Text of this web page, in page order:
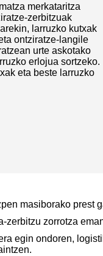
merkataritza
zerbitzuak
larruzko kutxak
ontziratze-langile
urte askotako
erlojua sortzeko.
eta beste larruzko
masiborako prest
zerbitzu zorrotza
egin ondoren,